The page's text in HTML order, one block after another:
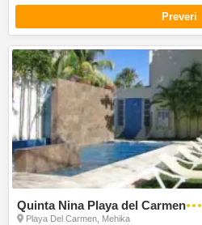
Preveri
Quinta Nina Playa del Carmen●●●
Playa Del Carmen, Mehika